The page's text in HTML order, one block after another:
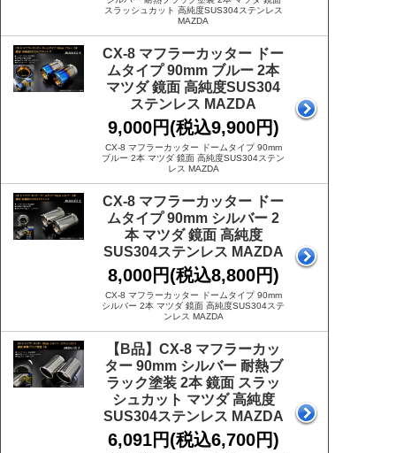
スラッシュカット 高純度SUS304ステンレス
MAZDA
CX-8 マフラーカッター ドー
ムタイプ 90mm ブルー 2本
マツダ 鏡面 高純度SUS304
ステンレス MAZDA
9,000円(税込9,900円)
CX-8 マフラーカッター ドームタイプ 90mm
ブルー 2本 マツダ 鏡面 高純度SUS304ステン
レス MAZDA
CX-8 マフラーカッター ドー
ムタイプ 90mm シルバー 2
本 マツダ 鏡面 高純度
SUS304ステンレス MAZDA
8,000円(税込8,800円)
CX-8 マフラーカッター ドームタイプ 90mm
シルバー 2本 マツダ 鏡面 高純度SUS304ステ
ンレス MAZDA
【B品】CX-8 マフラーカッ
ター 90mm シルバー 耐熱ブ
ラック塗装 2本 鏡面 スラッ
シュカット マツダ 高純度
SUS304ステンレス MAZDA
6,091円(税込6,700円)